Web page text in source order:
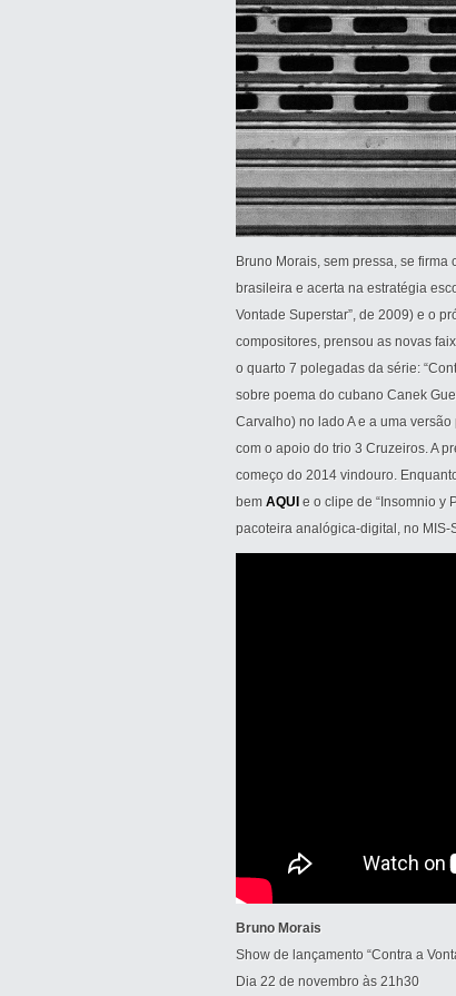
Bruno Morais, sem pressa, se
brasileira e acerta na estratégia
Vontade Superstar”, de 2009) e o
compositores, prensou as novas
o quarto 7 polegadas da série:
sobre poema do cubano Canek
Carvalho) no lado A e a uma
com o apoio do trio 3 Cruzeiros. A
começo do 2014 vindouro.
bem AQUI e o clipe de “Insomnio y
pacoteira analógica-digital, no MIS-
Bruno Morais
Show de lançamento “Contra a
Dia 22 de novembro às 21h30